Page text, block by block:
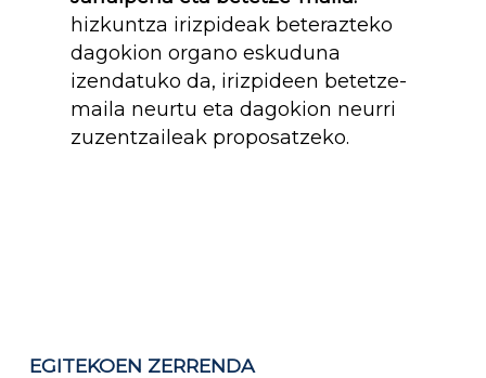
hizkuntza irizpideak beterazteko
dagokion organo eskuduna
izendatuko da, irizpideen betetze-
maila neurtu eta dagokion neurri
zuzentzaileak proposatzeko.
EGITEKOEN ZERRENDA